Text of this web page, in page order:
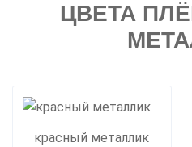
ЦВЕТА
красный металлик